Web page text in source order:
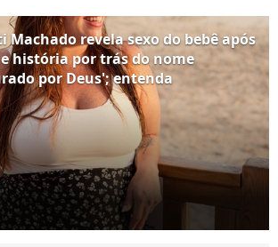
Machado revela sexo do bebê após
história por trás do nome
por Deus'; entenda